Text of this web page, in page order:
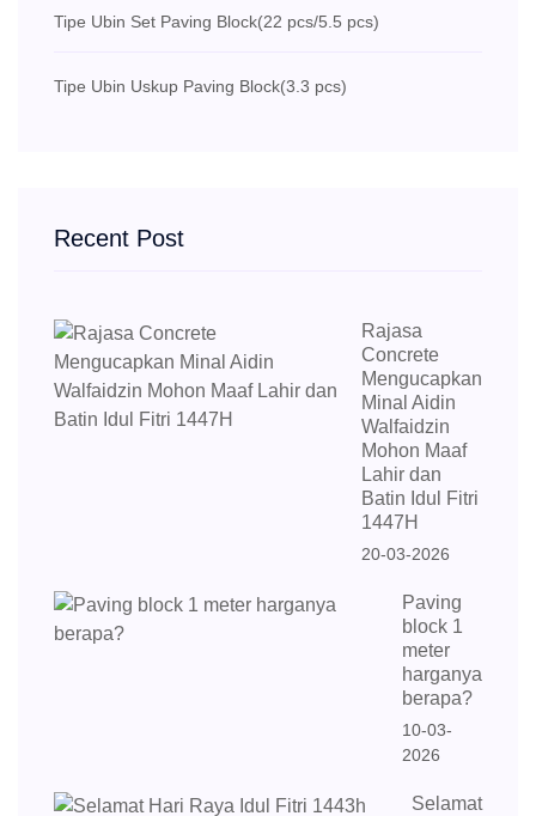
Tipe Ubin Set Paving Block(22 pcs/5.5 pcs)
Tipe Ubin Uskup Paving Block(3.3 pcs)
Recent Post
Rajasa
Concrete
Mengucapkan
Minal Aidin
Walfaidzin
Mohon Maaf
Lahir dan
Batin Idul Fitri
1447H
20-03-2026
Paving
block 1
meter
harganya
berapa?
10-03-
2026
Selamat